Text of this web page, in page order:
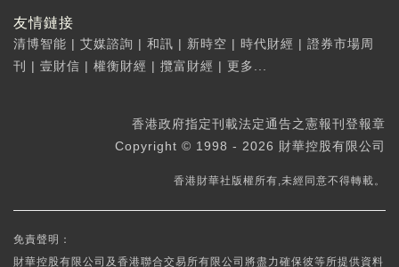
友情鏈接
清博智能 | 艾媒諮詢 | 和訊 | 新時空 | 時代財經 | 證券市場周
刊
| 壹財信 | 權衡財經 | 攬富財經 | 更多...
香港政府指定刊載法定通告之憲報刊登報章
Copyright © 1998 - 2026 財華控股有限公司
香港財華社版權所有,未經同意不得轉載。
免責聲明：
財華控股有限公司及香港聯合交易所有限公司將盡力確保彼等所提供資料